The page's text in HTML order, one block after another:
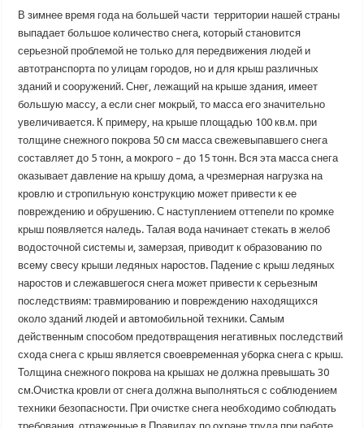
В зимнее время года на большей части территории нашей страны
выпадает большое количество снега, который становится
серьезной проблемой не только для передвижения людей и
автотранспорта по улицам городов, но и для крыш различных
зданий и сооружений. Снег, лежащий на крыше здания, имеет
большую массу, а если снег мокрый, то масса его значительно
увеличивается. К примеру, на крыше площадью 100 кв.м. при
толщине снежного покрова 50 см масса свежевыпавшего снега
составляет до 5 тонн, а мокрого – до 15 тонн. Вся эта масса снега
оказывает давление на крышу дома, а чрезмерная нагрузка на
кровлю и стропильную конструкцию может привести к ее
повреждению и обрушению. С наступлением оттепели по кромке
крыш появляется наледь. Талая вода начинает стекать в желоб
водосточной системы и, замерзая, приводит к образованию по
всему свесу крыши ледяных наростов. Падение с крыш ледяных
наростов и слежавшегося снега может привести к серьезным
последствиям: травмированию и повреждению находящихся
около зданий людей и автомобильной техники. Самым
действенным способом предотвращения негативных последствий
схода снега с крыш является своевременная уборка снега с крыш.
Толщина снежного покрова на крышах не должна превышать 30
см.Очистка кровли от снега должна выполняться с соблюдением
техники безопасности. При очистке снега необходимо соблюдать